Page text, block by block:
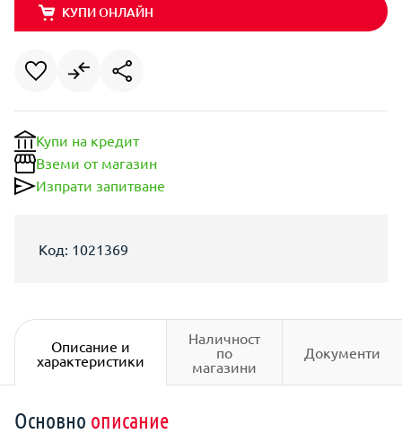
КУПИ ОНЛАЙН
Купи на кредит
Вземи от магазин
Изпрати запитване
Код: 1021369
Описание и
характеристики
Наличност
по
магазини
Документи
Основно описание